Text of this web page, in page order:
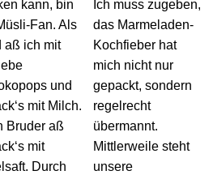
kann, bin
Fan. Als
aß ich mit
und
mit Milch.
Bruder aß
mit
Durch
Ich muss zugeben,
das Marmeladen-
Kochfieber hat
mich nicht nur
gepackt, sondern
regelrecht
übermannt.
Mittlerweile steht
unsere